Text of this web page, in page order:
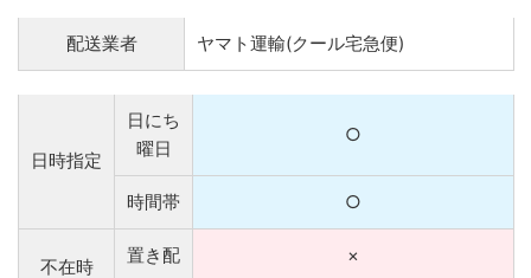
配送業者 ヤマト運輸(クール宅急便)
日時指定
日にち
曜日
○
時間帯 ○
不在時
置き配 ×